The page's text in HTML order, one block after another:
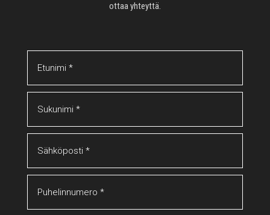
ottaa yhteyttä.